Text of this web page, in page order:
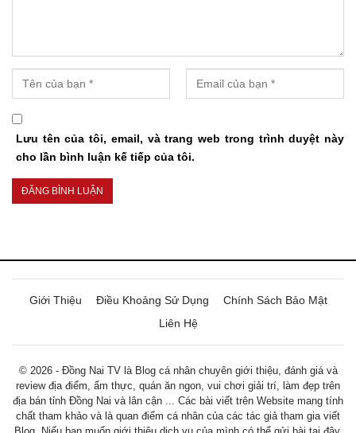
Lưu tên của tôi, email, và trang web trong trình duyệt này
cho lần bình luận kế tiếp của tôi.
Giới Thiệu Điều Khoảng Sử Dụng
Chính Sách Bảo Mật
Liên Hệ
© 2026 - Đồng Nai TV là Blog cá nhân chuyên giới thiệu, đánh giá và
review địa điểm, ẩm thực, quán ăn ngon, vui chơi giải trí, làm đẹp trên
địa bán tỉnh Đồng Nai và lân cận ... Các bài viết trên Website mang tính
chất tham khảo và là quan điểm cá nhân của các tác giả tham gia viết